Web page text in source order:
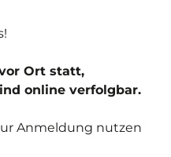
Ort statt,
online verfolgbar.
Anmeldung nutzen